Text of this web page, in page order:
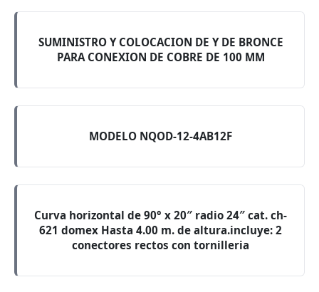
SUMINISTRO Y COLOCACION DE Y DE BRONCE
PARA CONEXION DE COBRE DE 100 MM
MODELO NQOD-12-4AB12F
Curva horizontal de 90° x 20″ radio 24″ cat. ch-
621 domex Hasta 4.00 m. de altura.incluye: 2
conectores rectos con tornilleria